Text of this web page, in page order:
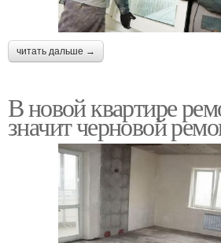
читать дальше →
В новой квартире
значит черновой